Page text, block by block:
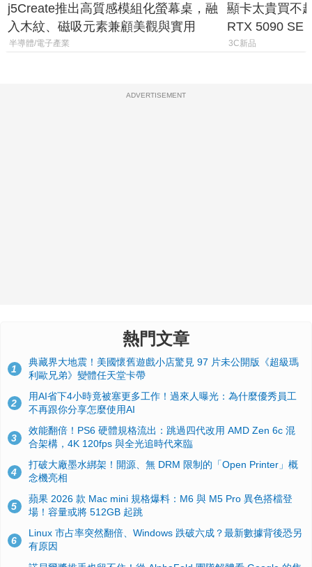
j5Create推出高質感模組化螢幕桌，融
入木紋、磁吸元素兼顧美觀與實用
半導體/電子產業
顯卡太貴買不
RTX 5090 SE
體
3C新品
ADVERTISEMENT
熱門文章
1
典藏界大地震！美國懷舊遊戲小店驚見 97 片未公開版《超級瑪
利歐兄弟》變體任天堂卡帶
2
用AI省下4小時竟被塞更多工作！過來人曝光：為什麼優秀員工
不再跟你分享怎麼使用AI
3
效能翻倍！PS6 硬體規格流出：跳過四代改用 AMD Zen 6c 混
合架構，4K 120fps 與全光追時代來臨
4
打破大廠墨水綁架！開源、無 DRM 限制的「Open Printer」概
念機亮相
5
蘋果 2026 款 Mac mini 規格爆料：M6 與 M5 Pro 異色搭檔登
場！容量或將 512GB 起跳
6
Linux 市占率突然翻倍、Windows 跌破六成？最新數據背後恐另
有原因